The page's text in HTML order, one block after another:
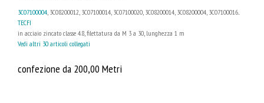
3C07100004 , 3C08200012, 3C07100014, 3C07100020, 3C08200014, 3C08200004, 3C07100016...
TECFI
in acciaio zincato classe 4.8, filettatura da M 3 a 30, lunghezza 1 m
Vedi altri 30 articoli collegati
confezione da 200,00 Metri